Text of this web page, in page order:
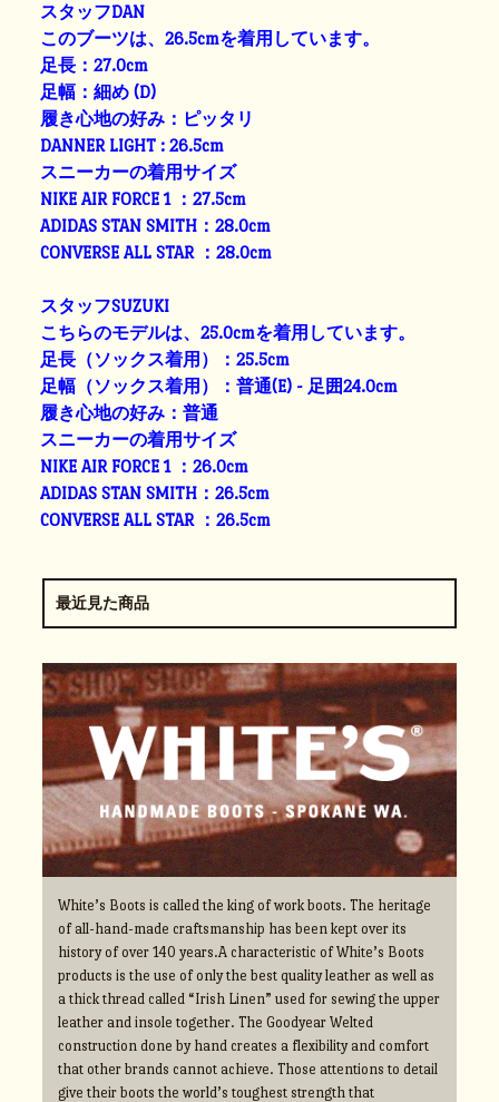
スタッフDAN
このブーツは、26.5cmを着用しています。
足長：27.0cm
足幅：細め (D)
履き心地の好み：ピッタリ
DANNER LIGHT : 26.5cm
スニーカーの着用サイズ
NIKE AIR FORCE 1 ：27.5cm
ADIDAS STAN SMITH：28.0cm
CONVERSE ALL STAR ：28.0cm
スタッフSUZUKI
こちらのモデルは、25.0cmを着用しています。
足長（ソックス着用）：25.5cm
足幅（ソックス着用）：普通(E) - 足囲24.0cm
履き心地の好み：普通
スニーカーの着用サイズ
NIKE AIR FORCE 1 ：26.0cm
ADIDAS STAN SMITH：26.5cm
CONVERSE ALL STAR ：26.5cm
最近見た商品
White’s Boots is called the king of work boots. The heritage
of all-hand-made craftsmanship has been kept over its
history of over 140 years.A characteristic of White’s Boots
products is the use of only the best quality leather as well as
a thick thread called “Irish Linen” used for sewing the upper
leather and insole together. The Goodyear Welted
construction done by hand creates a flexibility and comfort
that other brands cannot achieve. Those attentions to detail
give their boots the world’s toughest strength that